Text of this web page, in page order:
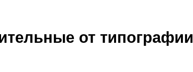
от типографии